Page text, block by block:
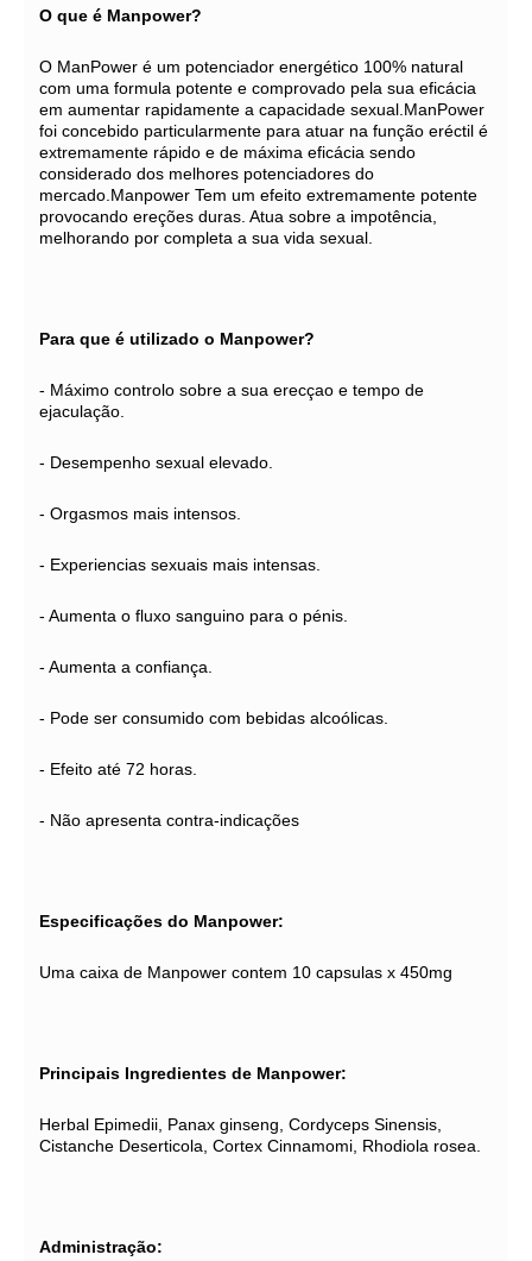
O que é Manpower?
O ManPower é um potenciador energético 100% natural
com uma formula potente e comprovado pela sua eficácia
em aumentar rapidamente a capacidade sexual.ManPower
foi concebido particularmente para atuar na função eréctil é
extremamente rápido e de máxima eficácia sendo
considerado dos melhores potenciadores do
mercado.Manpower Tem um efeito extremamente potente
provocando ereções duras. Atua sobre a impotência,
melhorando por completa a sua vida sexual.
Para que é utilizado o Manpower?
- Máximo controlo sobre a sua erecçao e tempo de
ejaculação.
- Desempenho sexual elevado.
- Orgasmos mais intensos.
- Experiencias sexuais mais intensas.
- Aumenta o fluxo sanguino para o pénis.
- Aumenta a confiança.
- Pode ser consumido com bebidas alcoólicas.
- Efeito até 72 horas.
- Não apresenta contra-indicações
Especificações do Manpower:
Uma caixa de Manpower contem 10 capsulas x 450mg
Principais Ingredientes de Manpower:
Herbal Epimedii, Panax ginseng, Cordyceps Sinensis,
Cistanche Deserticola, Cortex Cinnamomi, Rhodiola rosea.
Administração: